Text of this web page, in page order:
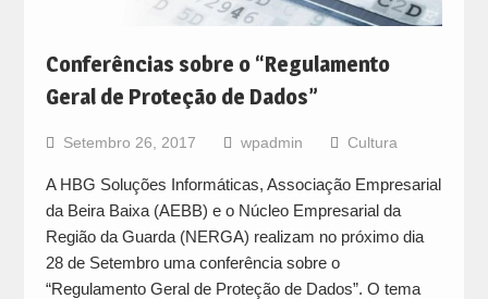
Conferências sobre o “Regulamento
Geral de Proteção de Dados”
Setembro 26, 2017 wpadmin Cultura
A HBG Soluções Informáticas, Associação Empresarial
da Beira Baixa (AEBB) e o Núcleo Empresarial da
Região da Guarda (NERGA) realizam no próximo dia
28 de Setembro uma conferência sobre o
“Regulamento Geral de Proteção de Dados”. O tema